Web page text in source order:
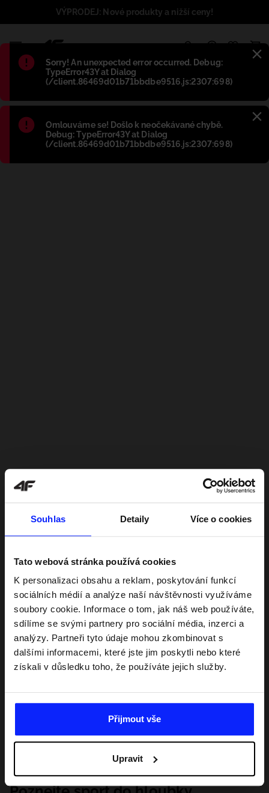
Souhlas Detaily Více o cookies
Tato webová stránka používá cookies
K personalizaci obsahu a reklam, poskytování funkcí
sociálních médií a analýze naší návštěvnosti využíváme
soubory cookie. Informace o tom, jak náš web používáte,
sdílíme se svými partnery pro sociální média, inzerci a
analýzy. Partneři tyto údaje mohou zkombinovat s
dalšími informacemi, které jste jim poskytli nebo které
získali v důsledku toho, že používáte jejich služby.
Přijmout vše
Upravit
Błąd:
Sorry! An unexpected error occurred. Debug:
TypeError43Y at Dialog
(/client.86469d01b71bbdbe9516.js:2307:698)
Błąd:
Omlouváme se! Došlo k neočekávané chybě.
Debug: TypeError43Y at Dialog
(/client.86469d01b71bbdbe9516.js:2307:698)
VÝPRODEJ: Nové produkty a nižší ceny!